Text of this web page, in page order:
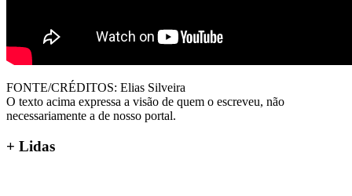
FONTE/CRÉDITOS: Elias Silveira
O texto acima expressa a visão de quem o escreveu, não
necessariamente a de nosso portal.
+ Lidas